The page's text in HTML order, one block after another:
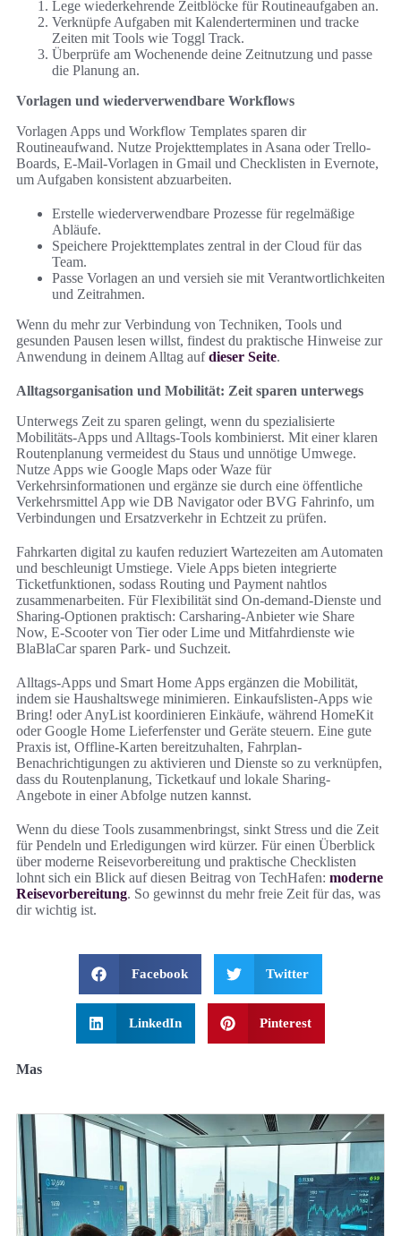
Lege wiederkehrende Zeitblöcke für Routineaufgaben an.
Verknüpfe Aufgaben mit Kalenderterminen und tracke
Zeiten mit Tools wie Toggl Track.
Überprüfe am Wochenende deine Zeitnutzung und passe
die Planung an.
Vorlagen und wiederverwendbare Workflows
Vorlagen Apps und Workflow Templates sparen dir
Routineaufwand. Nutze Projekttemplates in Asana oder Trello-
Boards, E-Mail-Vorlagen in Gmail und Checklisten in Evernote,
um Aufgaben konsistent abzuarbeiten.
Erstelle wiederverwendbare Prozesse für regelmäßige
Abläufe.
Speichere Projekttemplates zentral in der Cloud für das
Team.
Passe Vorlagen an und versieh sie mit Verantwortlichkeiten
und Zeitrahmen.
Wenn du mehr zur Verbindung von Techniken, Tools und
gesunden Pausen lesen willst, findest du praktische Hinweise zur
Anwendung in deinem Alltag aufdieser Seite.
Alltagsorganisation und Mobilität: Zeit sparen unterwegs
Unterwegs Zeit zu sparen gelingt, wenn du spezialisierte
Mobilitäts-Apps und Alltags-Tools kombinierst. Mit einer klaren
Routenplanung vermeidest du Staus und unnötige Umwege.
Nutze Apps wie Google Maps oder Waze für
Verkehrsinformationen und ergänze sie durch eine öffentliche
Verkehrsmittel App wie DB Navigator oder BVG Fahrinfo, um
Verbindungen und Ersatzverkehr in Echtzeit zu prüfen.
Fahrkarten digital zu kaufen reduziert Wartezeiten am Automaten
und beschleunigt Umstiege. Viele Apps bieten integrierte
Ticketfunktionen, sodass Routing und Payment nahtlos
zusammenarbeiten. Für Flexibilität sind On-demand-Dienste und
Sharing-Optionen praktisch: Carsharing-Anbieter wie Share
Now, E-Scooter von Tier oder Lime und Mitfahrdienste wie
BlaBlaCar sparen Park- und Suchzeit.
Alltags-Apps und Smart Home Apps ergänzen die Mobilität,
indem sie Haushaltswege minimieren. Einkaufslisten-Apps wie
Bring! oder AnyList koordinieren Einkäufe, während HomeKit
oder Google Home Lieferfenster und Geräte steuern. Eine gute
Praxis ist, Offline-Karten bereitzuhalten, Fahrplan-
Benachrichtigungen zu aktivieren und Dienste so zu verknüpfen,
dass du Routenplanung, Ticketkauf und lokale Sharing-
Angebote in einer Abfolge nutzen kannst.
Wenn du diese Tools zusammenbringst, sinkt Stress und die Zeit
für Pendeln und Erledigungen wird kürzer. Für einen Überblick
über moderne Reisevorbereitung und praktische Checklisten
lohnt sich ein Blick auf diesen Beitrag von TechHafen: moderne
Reisevorbereitung. So gewinnst du mehr freie Zeit für das, was
dir wichtig ist.
Facebook Twitter
LinkedIn Pinterest
Mas